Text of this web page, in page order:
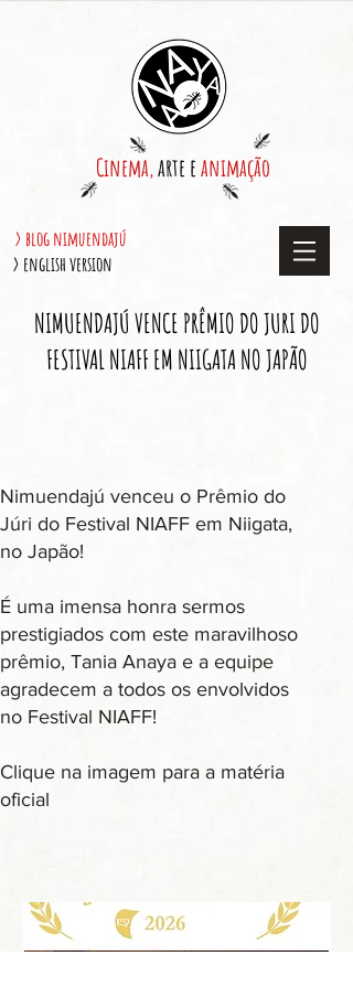
Cinema,arte eanimação
> english version
> blog nimuendajú
NIMUENDAJÚ VENCE PRÊMIO DO JURI DO
FESTIVAL NIAFF EM NIIGATA NO JAPÃO
Nimuendajú venceu o Prêmio do
Júri do Festival NIAFF em Niigata,
no Japão!
É uma imensa honra sermos
prestigiados com este maravilhoso
prêmio, Tania Anaya e a equipe
agradecem a todos os envolvidos
no Festival NIAFF!
Clique na imagem para a matéria
oficial​